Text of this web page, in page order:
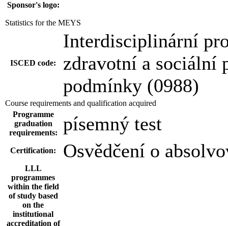
Sponsor's logo:
Statistics for the MEYS
ISCED code:
Interdisciplinární
zdravotní a sociální
podmínky (0988)
Course requirements and qualification acquired
Programme
graduation
requirements:
písemný test
Certification: Osvědčení o
LLL
programmes
within the field
of study based
on the
institutional
accreditation of